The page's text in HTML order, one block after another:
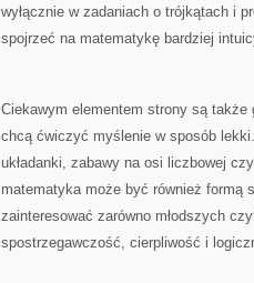
wyłącznie w zadaniach o trójkątach i
spojrzeć na matematykę bardziej
Ciekawym elementem strony są
chcą ćwiczyć myślenie w sposób
układanki, zabawy na osi liczbowej
matematyka może być również formą
zainteresować zarówno młodszych
spostrzegawczość, cierpliwość i